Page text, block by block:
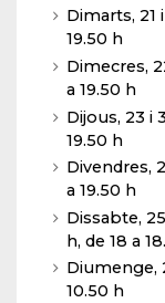
Dimarts, 21
19.50 h
Dimecres,
a 19.50 h
Dijous, 23 i
19.50 h
Divendres,
a 19.50 h
Dissabte,
h, de 18 a
Diumenge,
10.50 h